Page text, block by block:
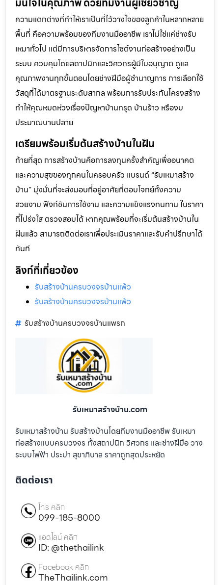
ความแตกต่างที่ทำให้เราเป็นที่ไว้วางใจของลูกค้าในหลากหลาย
พื้นที่ คือความพร้อมของทีมงานมืออาชีพ เราไม่ใช่แค่ช่างรับ
เหมาทั่วไป แต่มีการบริหารจัดการไซต์งานก่อสร้างอย่างเป็น
ระบบ ควบคุมโดยสถาปนิกและวิศวกรผู้มีใบอนุญาต ดูแล
คุณภาพงานทุกขั้นตอนโดยช่างฝีมือผู้ชำนาญการ การเลือกใช้
วัสดุที่ได้มาตรฐานระดับสากล พร้อมการรับประกันโครงสร้าง
ทำให้คุณหมดห่วงเรื่องปัญหาบ้านทรุด บ้านร้าว หรืองบ
ประมาณบานปลาย
เตรียมพร้อมเริ่มต้นสร้างบ้านในฝัน
ท้ายที่สุด การสร้างบ้านคือการลงทุนครั้งสำคัญเพื่ออนาคต
และความสุขของทุกคนในครอบครัว แบรนด์ “รับเหมาสร้าง
บ้าน” มุ่งมั่นที่จะส่งมอบที่อยู่อาศัยที่ตอบโจทย์ทั้งความ
สวยงาม ฟังก์ชันการใช้งาน และความแข็งแรงทนทาน ในราคา
ที่โปร่งใส ตรวจสอบได้ หากคุณพร้อมที่จะเริ่มต้นสร้างบ้านใน
ฝันแล้ว สามารถติดต่อเราเพื่อประเมินราคาและรับคำปรึกษาได้
ทันที
ลิงก์ที่เกี่ยวข้อง
รับสร้างบ้านครบวงจรบ้านแพ้ว
รับสร้างบ้านครบวงจรบ้านแพ้ว
รับสร้างบ้านครบวงจรบ้านแพรก
รับเหมาสร้างบ้าน.com
รับเหมาสร้างบ้าน รับสร้างบ้านโดยทีมงานมืออาชีพ รับเหมา
ก่อสร้างแบบครบวงจร ทั้งสถาปนิก วิศวกร และช่างฝีมือ วาง
ระบบไฟฟ้า ประปา สุขาภิบาล ราคาถูกสุดประหยัด
ติดต่อเรา
โทร คลิก
099-185-8000
แอดไลน์ คลิก
ID: @thethailink
Facebook คลิก
TheThailink.com